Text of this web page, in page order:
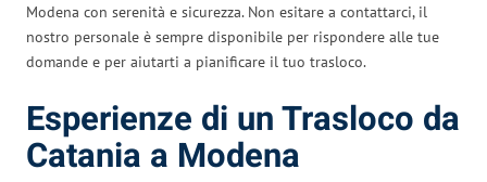
Modena con serenità e sicurezza. Non esitare a contattarci, il
nostro personale è sempre disponibile per rispondere alle tue
domande e per aiutarti a pianificare il tuo trasloco.
Esperienze di un Trasloco da
Catania a Modena